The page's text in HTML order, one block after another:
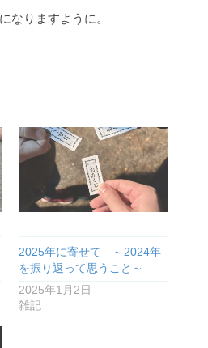
なりますように。
2025年に寄せて ～2024年
を振り返って思うこと～
2025年1月2日
雑記